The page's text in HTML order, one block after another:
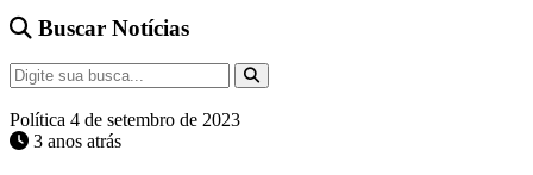
Buscar Notícias
Política 4 de setembro de 2023
3 anos atrás